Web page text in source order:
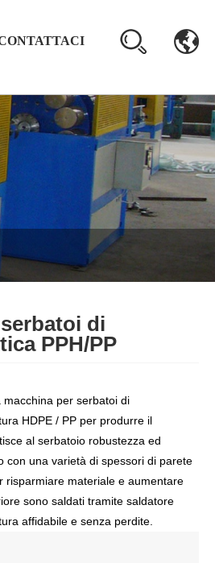
di
PPH/PP
per serbatoi di
HDPE / PP per produrre il
al serbatoio robustezza ed
con una varietà di spessori di parete
risparmiare materiale e aumentare
sono saldati tramite saldatore
affidabile e senza perdite.